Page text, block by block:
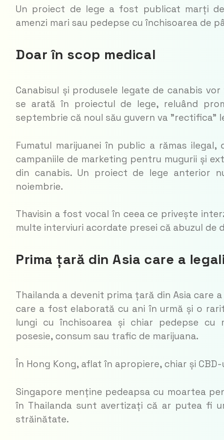
Un proiect de lege a fost publicat marți
amenzi mari sau pedepse cu închisoarea de
Doar în scop medical
Canabisul și produsele legate de canabis
se arată în proiectul de lege, reluând
septembrie că noul său guvern va ”rectifica”
Fumatul marijuanei în public a rămas
campaniile de marketing pentru mugurii și
din canabis. Un proiect de lege anterior
noiembrie.
Thavisin a fost vocal în ceea ce privește
multe interviuri acordate presei că abuzul de
Prima țară din Asia care a
Thailanda a devenit prima țară din Asia care
care a fost elaborată cu ani în urmă și o
lungi cu închisoarea și chiar pedepse cu
posesie, consum sau trafic de marijuana.
În Hong Kong, aflat în apropiere, chiar și
Singapore menține pedeapsa cu moartea
în Thailanda sunt avertizați că ar putea fi
străinătate.